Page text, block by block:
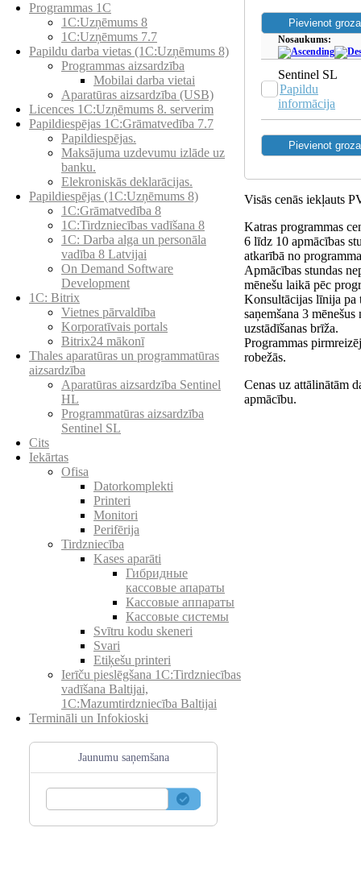
Programmas 1C
1C:Uzņēmums 8
1C:Uzņēmums 7.7
Papildu darba vietas (1C:Uzņēmums 8)
Programmas aizsardzība
Mobilai darba vietai
Aparatūras aizsardzība (USB)
Licences 1C:Uzņēmums 8. serverim
Papildiespējas 1C:Grāmatvedība 7.7
Papildiespējas.
Maksājuma uzdevumu izlāde uz
banku.
Elekroniskās deklarācijas.
Papildiespējas (1C:Uzņēmums 8)
1C:Grāmatvedība 8
1C:Tirdzniecības vadīšana 8
1С: Darba alga un personāla
vadība 8 Latvijai
On Demand Software
Development
1C: Bitrix
Vietnes pārvaldība
Korporatīvais portals
Bitrix24 mākonī
Thales aparatūras un programmatūras
aizsardzība
Aparatūras aizsardzība Sentinel
HL
Programmatūras aizsardzība
Sentinel SL
Cits
Iekārtas
Ofisa
Datorkomplekti
Printeri
Monitori
Perifērija
Tirdzniecība
Kases aparāti
Гибридные
кассовые апараты
Кассовые аппараты
Кассовые системы
Svītru kodu skeneri
Svari
Etiķešu printeri
Ierīču pieslēgšana 1C:Tirdzniecības
vadīšana Baltijai,
1C:Mazumtirdzniecība Baltijai
Termināli un Infokioski
Jaunumu saņemšana
Nosaukums:
Sentinel SL
Papildu
informācija
Visās cenās iekļauts
Katras programmas
6 līdz 10 apmācības
atkarībā no
Apmācības stundas
mēnešu laikā pēc
Konsultācijas līnija pa
saņemšana 3
uzstādīšanas brīža.
Programmas
robežās.
Cenas uz attālinātām
apmācību.